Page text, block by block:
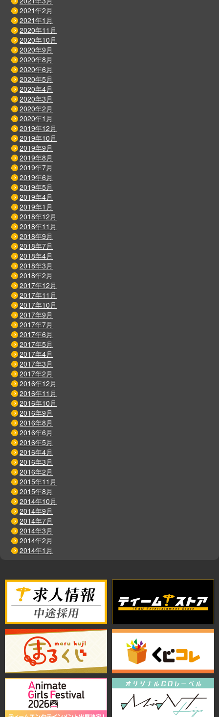
2021年2月
2021年1月
2020年11月
2020年10月
2020年9月
2020年8月
2020年6月
2020年5月
2020年4月
2020年3月
2020年2月
2020年1月
2019年12月
2019年10月
2019年9月
2019年8月
2019年7月
2019年6月
2019年5月
2019年4月
2019年1月
2018年12月
2018年11月
2018年9月
2018年7月
2018年4月
2018年3月
2018年2月
2017年12月
2017年11月
2017年10月
2017年9月
2017年7月
2017年6月
2017年5月
2017年4月
2017年3月
2017年2月
2016年12月
2016年11月
2016年10月
2016年9月
2016年8月
2016年6月
2016年5月
2016年4月
2016年3月
2016年2月
2015年11月
2015年8月
2014年10月
2014年9月
2014年7月
2014年3月
2014年2月
2014年1月